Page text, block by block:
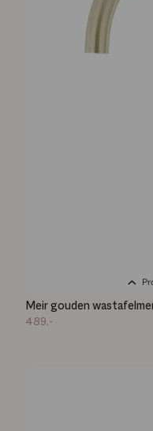
Meir gouden
489,-